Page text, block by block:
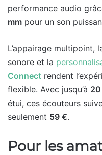
performance audio
mm pour un son
L’appairage multipoint,
sonore et la
Connect rendent
flexible. Avec jusqu’à 20
étui, ces écouteurs
seulement 59 €.
Pour les